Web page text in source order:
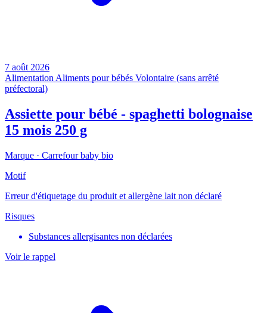
7 août 2026
Alimentation Aliments pour bébés Volontaire (sans arrêté
préfectoral)
Assiette pour bébé - spaghetti bolognaise
15 mois 250 g
Marque · Carrefour baby bio
Motif
Erreur d'étiquetage du produit et allergène lait non déclaré
Risques
Substances allergisantes non déclarées
Voir le rappel